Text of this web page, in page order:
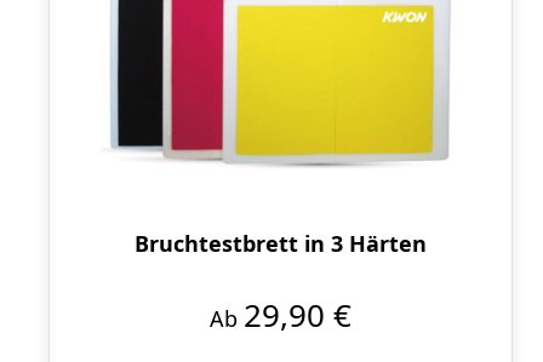
Bruchtestbrett in 3 Härten
Ab 29,90 €